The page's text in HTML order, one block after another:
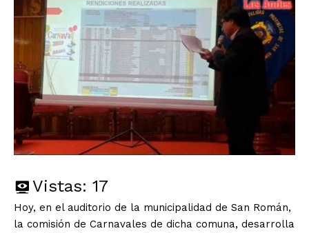
Vistas: 17
Hoy, en el auditorio de la municipalidad de San Román,
la comisión de Carnavales de dicha comuna, desarrolla